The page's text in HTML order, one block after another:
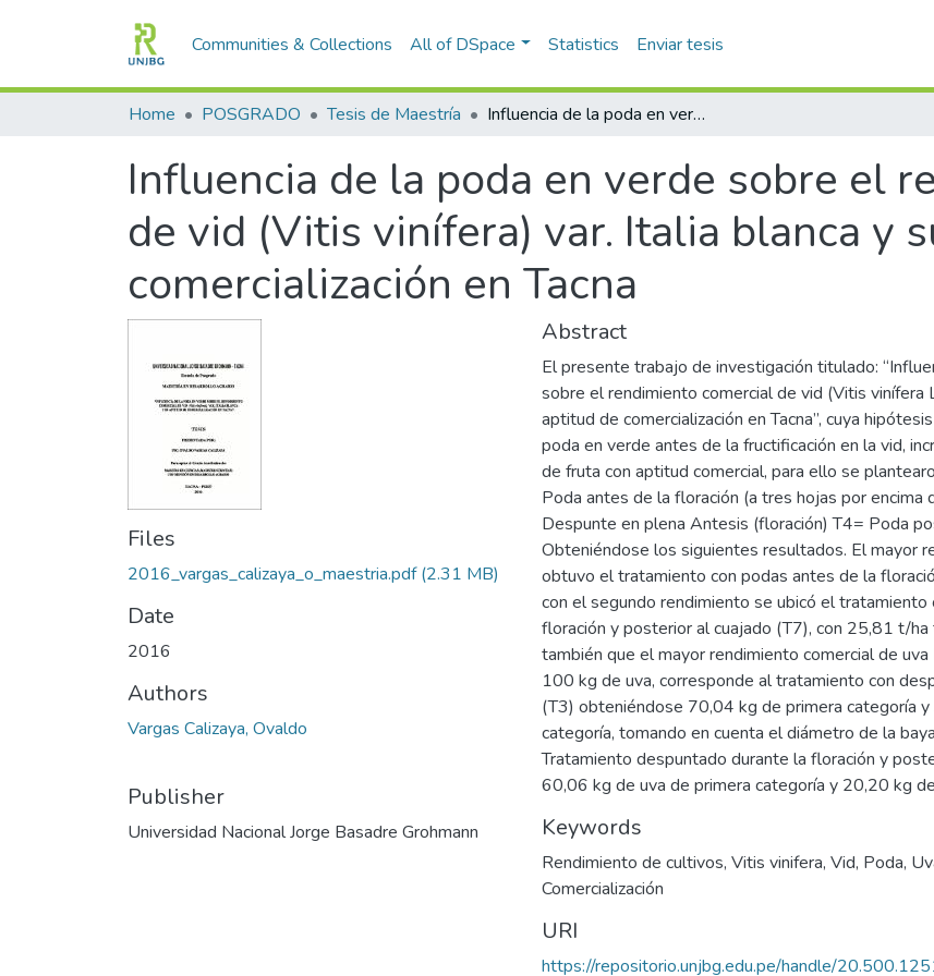
Communities & Collections All of DSpace Statistics Enviar tesis
Home POSGRADO Tesis de Maestría Influencia de la poda en verde sobre el rendimiento comercial de vid (Vitis vinífera) var. Italia blanca y su aptitud de comercialización en Tacna
Influencia de la poda en verde sobre el
de vid (Vitis vinífera) var. Italia blanca y
comercialización en Tacna
Files
2016_vargas_calizaya_o_maestria.pdf(2.31 MB)
Date
2016
Authors
Vargas Calizaya, Ovaldo
Publisher
Universidad Nacional Jorge Basadre Grohmann
Abstract
El presente trabajo de investigación titulado:
sobre el rendimiento comercial de vid (Vitis vinífera
aptitud de comercialización en Tacna”, cuya
poda en verde antes de la fructificación en la vid,
de fruta con aptitud comercial, para ello se
Poda antes de la floración (a tres hojas por encima
Despunte en plena Antesis (floración) T4= Poda
Obteniéndose los siguientes resultados. El mayor
obtuvo el tratamiento con podas antes de la
con el segundo rendimiento se ubicó el
floración y posterior al cuajado (T7), con 25,81 t/
también que el mayor rendimiento comercial de
100 kg de uva, corresponde al tratamiento con
(T3) obteniéndose 70,04 kg de primera categoría
categoría, tomando en cuenta el diámetro de la
Tratamiento despuntado durante la floración y
60,06 kg de uva de primera categoría y 20,20 kg
Keywords
Rendimiento de cultivos, Vitis vinifera, Vid, Poda,
Comercialización
URI
https://repositorio.unjbg.edu.pe/handle/